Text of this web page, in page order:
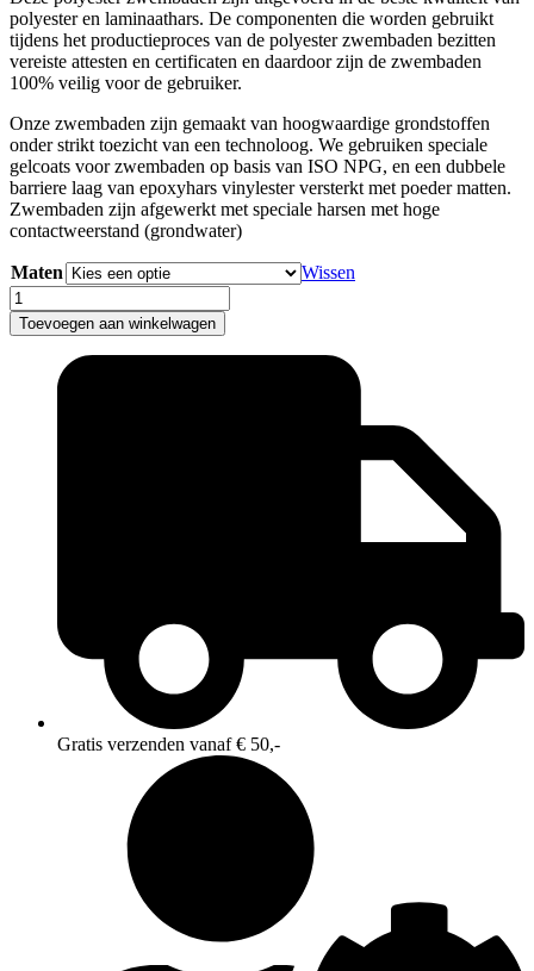
polyester en laminaathars. De componenten die worden gebruikt
tijdens het productieproces van de polyester zwembaden bezitten
vereiste attesten en certificaten en daardoor zijn de zwembaden
100% veilig voor de gebruiker.
Onze zwembaden zijn gemaakt van hoogwaardige grondstoffen
onder strikt toezicht van een technoloog. We gebruiken speciale
gelcoats voor zwembaden op basis van ISO NPG, en een dubbele
barriere laag van epoxyhars vinylester versterkt met poeder matten.
Zwembaden zijn afgewerkt met speciale harsen met hoge
contactweerstand (grondwater)
Maten
Wissen
Loungebad
Mercurius
2.85
Toevoegen aan winkelwagen
Gratis verzenden vanaf € 50,-